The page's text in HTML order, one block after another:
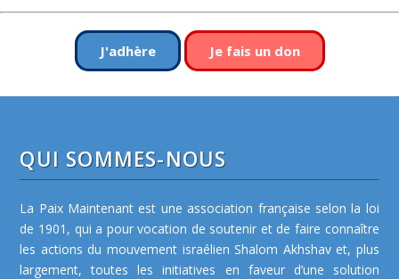
J'adhère Je fais un don
QUI SOMMES-NOUS
La Paix Maintenant est une association française selon la loi
de 1901, qui a pour vocation de soutenir et de faire connaître
les actions du mouvement israélien Shalom Akhshav et, plus
largement, toutes les initiatives en faveur d’une solution